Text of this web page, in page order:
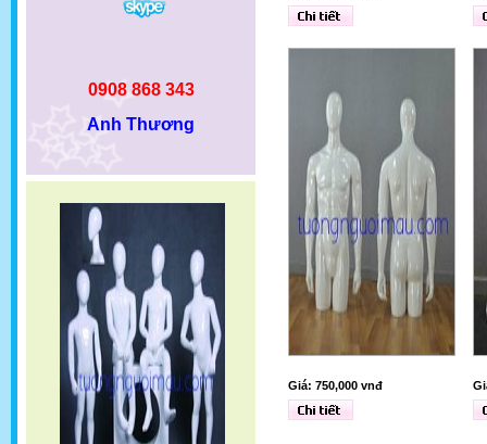
0908 868 343
Anh Thương
Giá: 750,000 vnđ